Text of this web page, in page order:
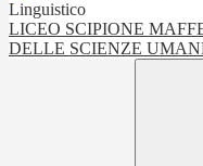
LICEO SCIPIONE
DELLE SCIENZE